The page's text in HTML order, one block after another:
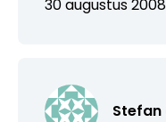
30 augustus
Stefan